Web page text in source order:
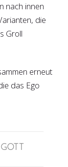
nach innen
die
Groll
erneut
das Ego